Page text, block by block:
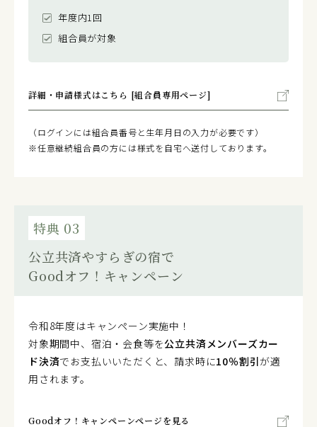
年度内1回
組合員が対象
詳細・申請様式はこちら [組合員専用ページ]
（ログインには組合員番号と生年月日の入力が必要です）
※任意継続組合員の方には様式を自宅へ送付しております。
特典 03
公立共済やすらぎの宿で
Goodオフ！キャンペーン
令和8年度はキャンペーン実施中！
対象期間中、宿泊・会食等を公立共済メンバーズカー
ド決済でお支払いいただくと、請求時に10％割引が適
用されます。
Goodオフ！キャンペーンページを見る